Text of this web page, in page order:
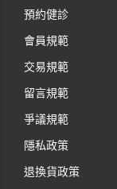
預約健診
會員規範
交易規範
留言規範
爭議規範
隱私政策
退換貨政策